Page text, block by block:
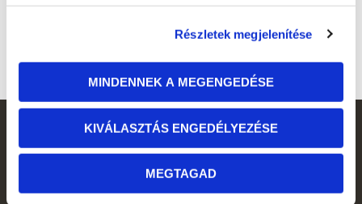
Részletek megjelenítése
MINDENNEK A MEGENGEDÉSE
KIVÁLASZTÁS ENGEDÉLYEZÉSE
MEGTAGAD